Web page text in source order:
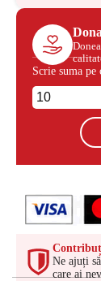
Scrie suma pe
Ne ajuți
care ai